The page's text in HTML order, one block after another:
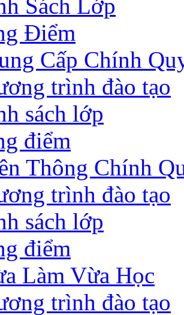
Sách Lớp
Điểm
Cấp Chính
trình đào tạo
sách lớp
điểm
Thông Chính
trình đào tạo
sách lớp
điểm
Làm Vừa Học
trình đào tạo